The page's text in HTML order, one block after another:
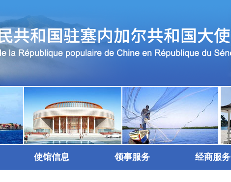
使馆信息 领事服务 经商服务